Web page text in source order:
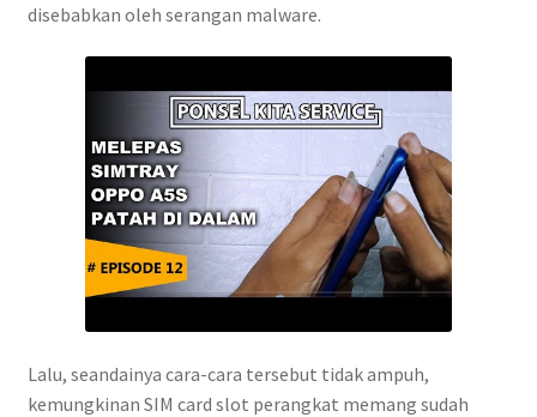
disebabkan oleh serangan malware.
Lalu, seandainya cara-cara tersebut tidak ampuh,
kemungkinan SIM card slot perangkat memang sudah